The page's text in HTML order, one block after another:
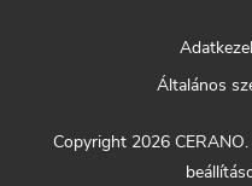
Általános
Copyright 2026 CERANO